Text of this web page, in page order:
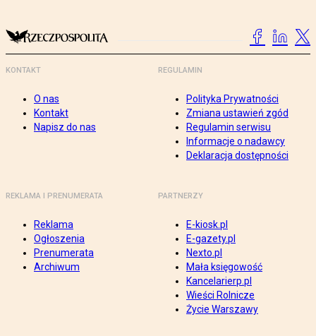
KONTAKT
O nas
Kontakt
Napisz do nas
REGULAMIN
Polityka Prywatności
Zmiana ustawień zgód
Regulamin serwisu
Informacje o nadawcy
Deklaracja dostępności
REKLAMA I PRENUMERATA
Reklama
Ogłoszenia
Prenumerata
Archiwum
PARTNERZY
E-kiosk.pl
E-gazety.pl
Nexto.pl
Mała księgowość
Kancelarierp.pl
Wieści Rolnicze
Życie Warszawy